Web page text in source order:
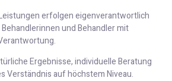
erfolgen eigenverantwortlich
und Behandler mit
Ergebnisse, individuelle Beratung
Verständnis auf höchstem Niveau.